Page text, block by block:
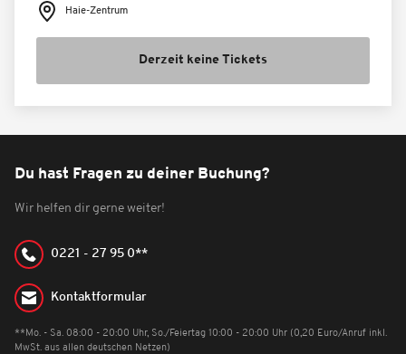
Haie-Zentrum
Derzeit keine Tickets
Du hast Fragen zu deiner Buchung?
Wir helfen dir gerne weiter!
0221 - 27 95 0**
Kontaktformular
**Mo. - Sa. 08:00 - 20:00 Uhr, So./Feiertag 10:00 - 20:00 Uhr (0,20 Euro/Anruf inkl.
MwSt. aus allen deutschen Netzen)